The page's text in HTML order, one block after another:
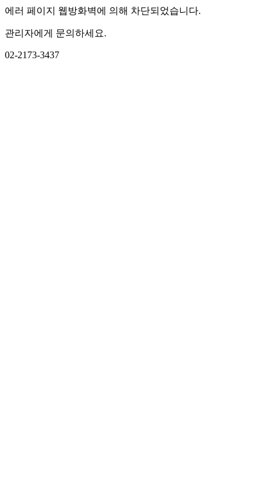
에러 페이지 웹방화벽에 의해 차단되었습니다.
관리자에게 문의하세요.
02-2173-3437